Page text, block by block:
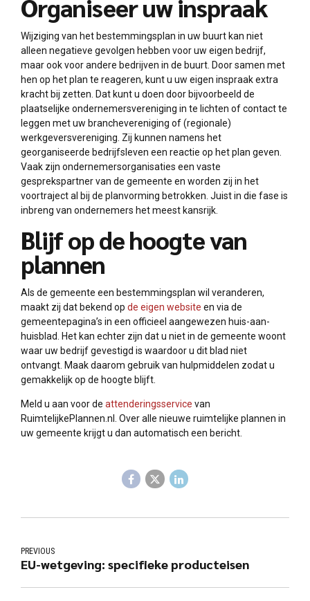
Organiseer uw inspraak
Wijziging van het bestemmingsplan in uw buurt kan niet
alleen negatieve gevolgen hebben voor uw eigen bedrijf,
maar ook voor andere bedrijven in de buurt. Door samen met
hen op het plan te reageren, kunt u uw eigen inspraak extra
kracht bij zetten. Dat kunt u doen door bijvoorbeeld de
plaatselijke ondernemersvereniging in te lichten of contact te
leggen met uw branchevereniging of (regionale)
werkgeversvereniging. Zij kunnen namens het
georganiseerde bedrijfsleven een reactie op het plan geven.
Vaak zijn ondernemersorganisaties een vaste
gesprekspartner van de gemeente en worden zij in het
voortraject al bij de planvorming betrokken. Juist in die fase is
inbreng van ondernemers het meest kansrijk.
Blijf op de hoogte van
plannen
Als de gemeente een bestemmingsplan wil veranderen,
maakt zij dat bekend op de eigen website en via de
gemeentepagina’s in een officieel aangewezen huis-aan-
huisblad. Het kan echter zijn dat u niet in de gemeente woont
waar uw bedrijf gevestigd is waardoor u dit blad niet
ontvangt. Maak daarom gebruik van hulpmiddelen zodat u
gemakkelijk op de hoogte blijft.
Meld u aan voor de attenderingsservice van
RuimtelijkePlannen.nl. Over alle nieuwe ruimtelijke plannen in
uw gemeente krijgt u dan automatisch een bericht.
PREVIOUS
EU-wetgeving: specifieke producteisen